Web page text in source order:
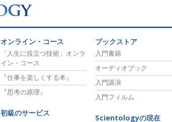
オンライン・コース
「人生に役立つ技術」オンラ
イン・コース
『仕事を楽しくする本』
『思考の原理』
初級のサービス
ブックストア
入門書籍
オーディオブック
入門講演
入門フィルム
Scientologyの現在